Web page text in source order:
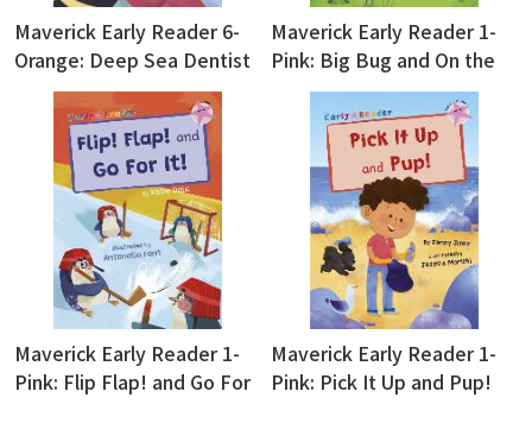
Maverick Early Reader 6-
Orange: Deep Sea Dentist
Maverick Early Reader 1-
Pink: Big Bug and On the
Maverick Early Reader 1-
Pink: Flip Flap! and Go For
Maverick Early Reader 1-
Pink: Pick It Up and Pup!